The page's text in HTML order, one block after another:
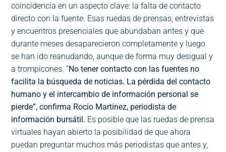
coincidencia en un aspecto clave: la falta de contacto
directo con la fuente. Esas ruedas de prensas, entrevistas
y encuentros presenciales que abundaban antes y que
durante meses desaparecieron completamente y luego
se han ido reanudando, aunque de forma muy desigual y
a trompicones. “No tener contacto con las fuentes no
facilita la búsqueda de noticias. La pérdida del contacto
humano y el intercambio de información personal se
pierde”, confirma Rocío Martínez, periodista de
información bursátil. Es posible que las ruedas de prensa
virtuales hayan abierto la posibilidad de que ahora
puedan preguntar muchos más periodistas que antes y,